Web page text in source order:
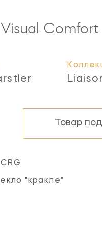
Visual Comfort
Товар
"кракле"